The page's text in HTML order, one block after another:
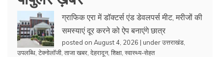
ग्राफिक एरा में डॉक्टर्स एंड डेवलपर्स मीट, मरीजों की
समस्याएं दूर करने को ऐप बनाएंगे छात्र
posted on August 4, 2026 | underउत्तराखंड
उपलब्धि टेक्नोलॉजी ताजा खबर देहरादून, शिक्षा स्वास्थ्य-सेहत